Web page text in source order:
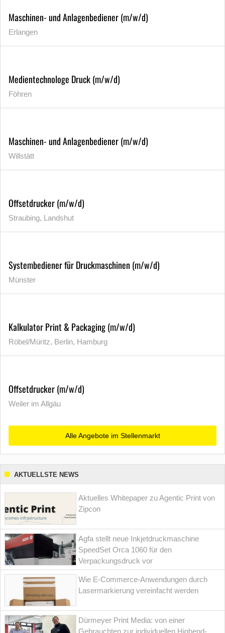
Maschinen- und Anlagenbediener (m/w/d)
Erlangen
Medientechnologe Druck (m/w/d)
Föhren
Maschinen- und Anlagenbediener (m/w/d)
Willstätt
Offsetdrucker (m/w/d)
Straubing, Landshut
Systembediener für Druckmaschinen (m/w/d)
Münster
Kalkulator Print & Packaging (m/w/d)
Röbel/Müritz, Berlin, Hamburg
Offsetdrucker (m/w/d)
Weiler im Allgäu
Alle Angebote im Stellenmarkt
AKTUELLSTE NEWS
Aktuelles Whitepaper zu Agentic Print von
Zipcon
Agfa stellt neue Inkjetdruckmaschine
SpeedSet Orca 1060 für den
Verpackungsdruck vor
Wie E-Commerce-Anwendungen durch
Lasermarkierung vereinfacht werden
Dürmeyer Print Media: von einer
Gebrauchten zur individuellen Highend-